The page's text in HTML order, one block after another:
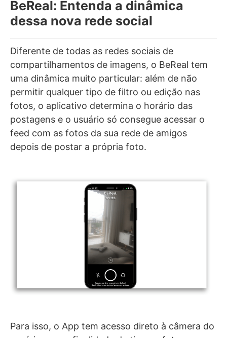
BeReal: Entenda a dinâmica
dessa nova rede social
Diferente de todas as redes sociais de
compartilhamentos de imagens, o BeReal tem
uma dinâmica muito particular: além de não
permitir qualquer tipo de filtro ou edição nas
fotos, o aplicativo determina o horário das
postagens e o usuário só consegue acessar o
feed com as fotos da sua rede de amigos
depois de postar a própria foto.
Para isso, o App tem acesso direto à câmera do